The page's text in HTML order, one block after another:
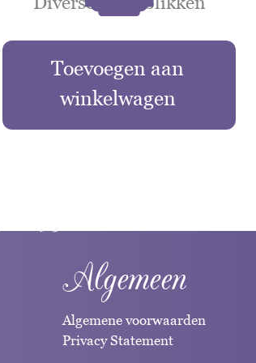
Toevoegen aan
winkelwagen
Algemeen
Algemene voorwaarden
Privacy Statement